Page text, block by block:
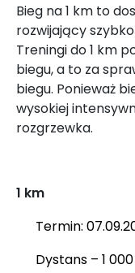
Bieg na 1 km to
rozwijający
Treningi do 1 km
biegu, a to za
biegu. Ponieważ
wysokiej
rozgrzewka.
1 km
Termin:
Dystans – 1